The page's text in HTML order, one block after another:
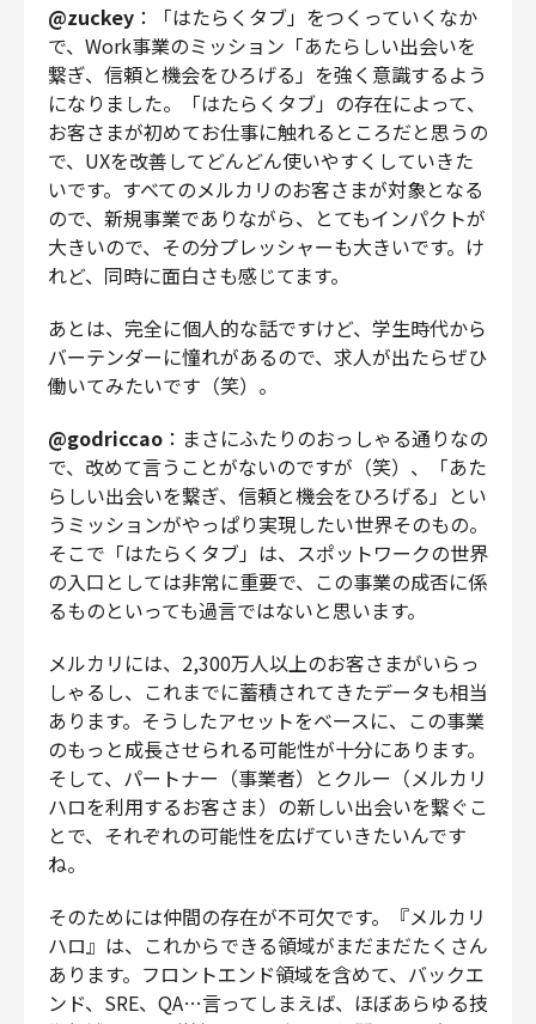
@zuckey ：「はたらくタブ」をつくっていくなか
で、Work事業のミッション「あたらしい出会いを
繋ぎ、信頼と機会をひろげる」を強く意識するよう
になりました。「はたらくタブ」の存在によって、
お客さまが初めてお仕事に触れるところだと思うの
で、UXを改善してどんどん使いやすくしていきた
いです。すべてのメルカリのお客さまが対象となる
ので、新規事業でありながら、とてもインパクトが
大きいので、その分プレッシャーも大きいです。け
れど、同時に面白さも感じてます。
あとは、完全に個人的な話ですけど、学生時代から
バーテンダーに憧れがあるので、求人が出たらぜひ
働いてみたいです（笑）。
@godriccao ：まさにふたりのおっしゃる通りなの
で、改めて言うことがないのですが（笑）、「あた
らしい出会いを繋ぎ、信頼と機会をひろげる」とい
うミッションがやっぱり実現したい世界そのもの。
そこで「はたらくタブ」は、スポットワークの世界
の入口としては非常に重要で、この事業の成否に係
るものといっても過言ではないと思います。
メルカリには、2,300万人以上のお客さまがいらっ
しゃるし、これまでに蓄積されてきたデータも相当
あります。そうしたアセットをベースに、この事業
のもっと成長させられる可能性が十分にあります。
そして、パートナー（事業者）とクルー（メルカリ
ハロを利用するお客さま）の新しい出会いを繋ぐこ
とで、それぞれの可能性を広げていきたいんです
ね。
そのためには仲間の存在が不可欠です。『メルカリ
ハロ』は、これからできる領域がまだまだたくさん
あります。フロントエンド領域を含めて、バックエ
ンド、SRE、QA…言ってしまえば、ほぼあらゆる技